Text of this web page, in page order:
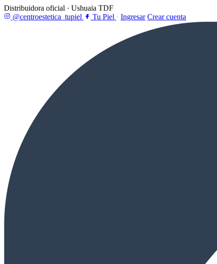
Distribuidora oficial · Ushuaia TDF
@centroestetica_tupiel
Tu Piel · Ingresar Crear cuenta